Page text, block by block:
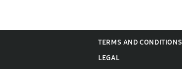
TERMS AND CONDITIONS
LEGAL